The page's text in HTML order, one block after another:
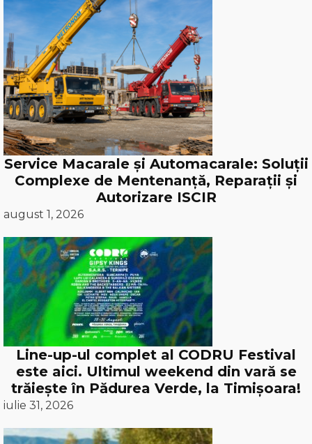
Service Macarale și Automacarale: Soluții
Complexe de Mentenanță, Reparații și
Autorizare ISCIR
august 1, 2026
Line-up-ul complet al CODRU Festival
este aici. Ultimul weekend din vară se
trăiește în Pădurea Verde, la Timișoara!
iulie 31, 2026